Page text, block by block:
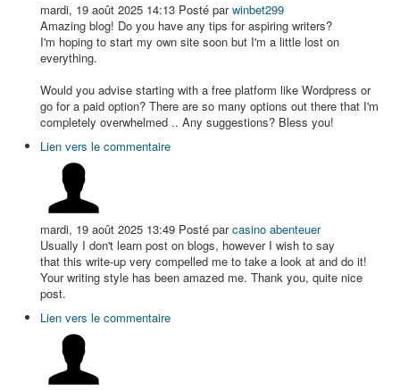
mardi, 19 août 2025 14:13 Posté parwinbet299
Amazing blog! Do you have any tips for aspiring writers?
I'm hoping to start my own site soon but I'm a little lost on
everything.
Would you advise starting with a free platform like Wordpress or
go for a paid option? There are so many options out there that I'm
completely overwhelmed .. Any suggestions? Bless you!
Lien vers le commentaire
mardi, 19 août 2025 13:49 Posté parcasino abenteuer
Usually I don't learn post on blogs, however I wish to say
that this write-up very compelled me to take a look at and do it!
Your writing style has been amazed me. Thank you, quite nice
post.
Lien vers le commentaire